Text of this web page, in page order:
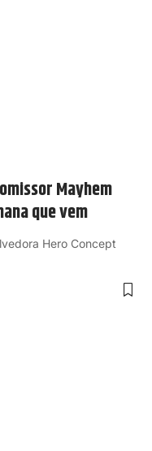
Mayhem
que vem
Hero Concept